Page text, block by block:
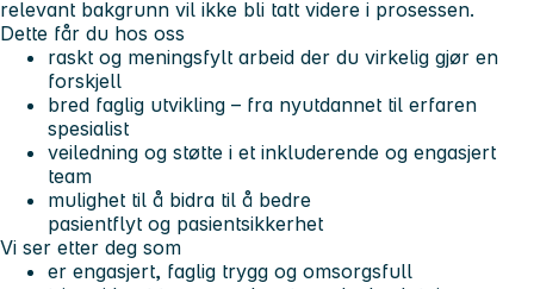
relevant bakgrunn vil ikke bli tatt videre i prosessen.
Dette får du hos oss
raskt og meningsfylt arbeid der du virkelig gjør en
forskjell
bred faglig utvikling – fra nyutdannet til erfaren
spesialist
veiledning og støtte i et inkluderende og engasjert
team
mulighet til å bidra til å bedre
pasientflyt og pasientsikkerhet
Vi ser etter deg som
er engasjert, faglig trygg og omsorgsfull